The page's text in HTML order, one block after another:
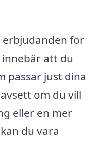
för
att du
passar just dina
om du vill
eller en mer
du vara